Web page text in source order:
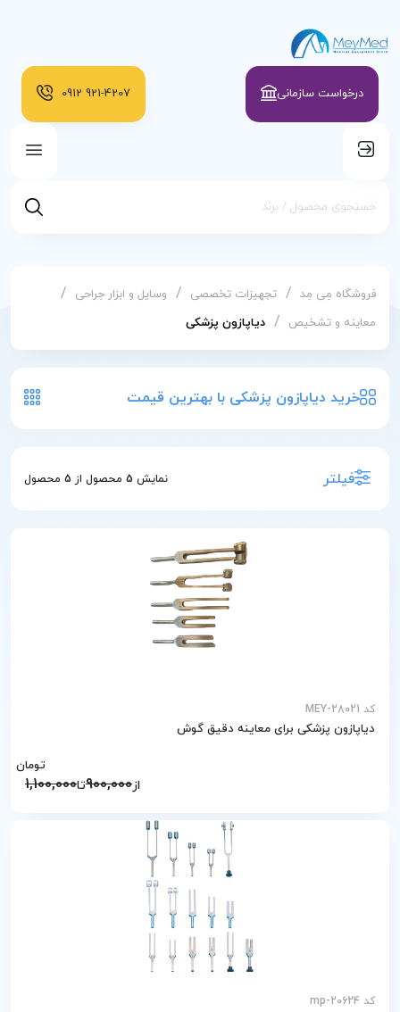
درخواست سازمانی 921-4207
0912
فروشگاه مِی مِد / تجهیزات تخصصی / وسایل و ابزار جراحی /
معاینه و تشخیص / دیاپازون پزشکی
خرید دیاپازون پزشکی با بهترین قیمت
فیلتر نمایش 5 محصول از 5 محصول
کد MEY-28021
دیاپازون پزشکی برای معاینه دقیق گوش
از900,000تا1,100,000
تومان
کد mp-20624